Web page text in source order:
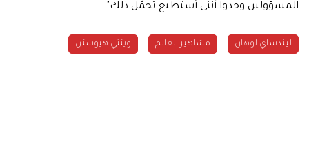
المسؤولين وجدوا أنّني أستطيع تحمّل ذلك".
ليندساي لوهان مشاهير العالم ويتني هيوستن